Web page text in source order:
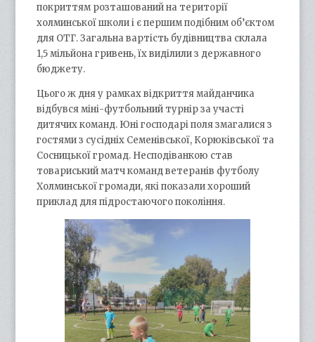
покриттям розташований на території
холминської школи і є першим подібним об’єктом
для ОТГ. Загальна вартість будівництва склала
1,5 мільйона гривень, їх виділили з державного
бюджету.
Цього ж дня у рамках відкриття майданчика
відбувся міні-футбольний турнір за участі
дитячих команд. Юні господарі поля змагалися з
гостями з сусідніх Семенівської, Корюківської та
Сосницької громад. Несподіванкою став
товариський матч команд ветеранів футболу
Холминської громади, які показали хороший
приклад для підростаючого покоління.